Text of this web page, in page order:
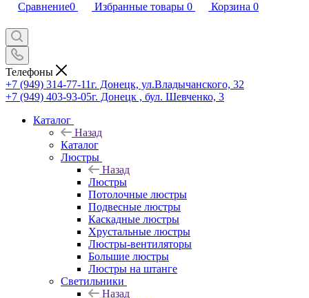
Сравнение0 Избранные товары 0 Корзина 0
Телефоны
+7 (949) 314-77-11г. Донецк, ул.Владычанского, 32
+7 (949) 403-93-05г. Донецк , бул. Шевченко, 3
Каталог
Назад
Каталог
Люстры
Назад
Люстры
Потолочные люстры
Подвесные люстры
Каскадные люстры
Хрустальные люстры
Люстры-вентиляторы
Большие люстры
Люстры на штанге
Светильники
Назад